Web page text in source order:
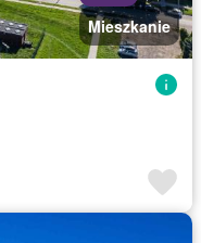
Mieszkanie